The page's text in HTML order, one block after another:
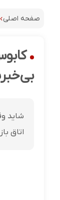
صفحه اصلی
شاید
اتاق